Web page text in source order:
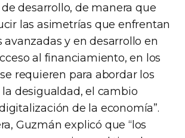
desarrollo, de manera que
las asimetrías que enfrentan
avanzadas y en desarrollo en
al financiamiento, en los
requieren para abordar los
desigualdad, el cambio
de la economía”.
Guzmán explicó que “los